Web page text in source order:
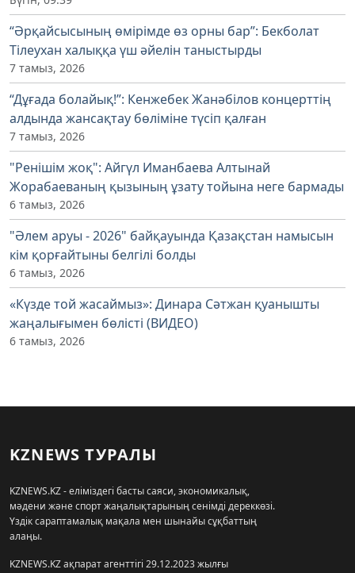
“Әрқайсысының өмірімде өз орны бар”: Бекболат
Тілеухан халыққа үш әйелін таныстырды
7 тамыз, 2026
“Дұғада болайық!”: Кенжебек Жанәбілов концерттің
алдында жансақтау бөліміне түсіп қалған
7 тамыз, 2026
"Ренішім жоқ": Айгүл Иманбаева Алтынай
Жорабаеваның қызының ұзату тойына неге бармады
6 тамыз, 2026
"Әлем аруы - 2026" байқауында Қазақстан намысын
кім қорғайтыны белгілі болды
6 тамыз, 2026
«Күзде той жасаймыз»: Динара Сәтжан қуанышты
жаңалығымен бөлісті (ВИДЕО)
6 тамыз, 2026
KZNEWS ТУРАЛЫ
KZNEWS.KZ - еліміздегі басты саяси, экономикалық,
мәдени және спорт жаңалықтарының сенімді дереккөзі.
Үздік сараптамалық мақала мен шынайы сұқбаттың
алаңы.
KZNEWS.KZ ақпарат агенттігі 29.12.2023 жылғы